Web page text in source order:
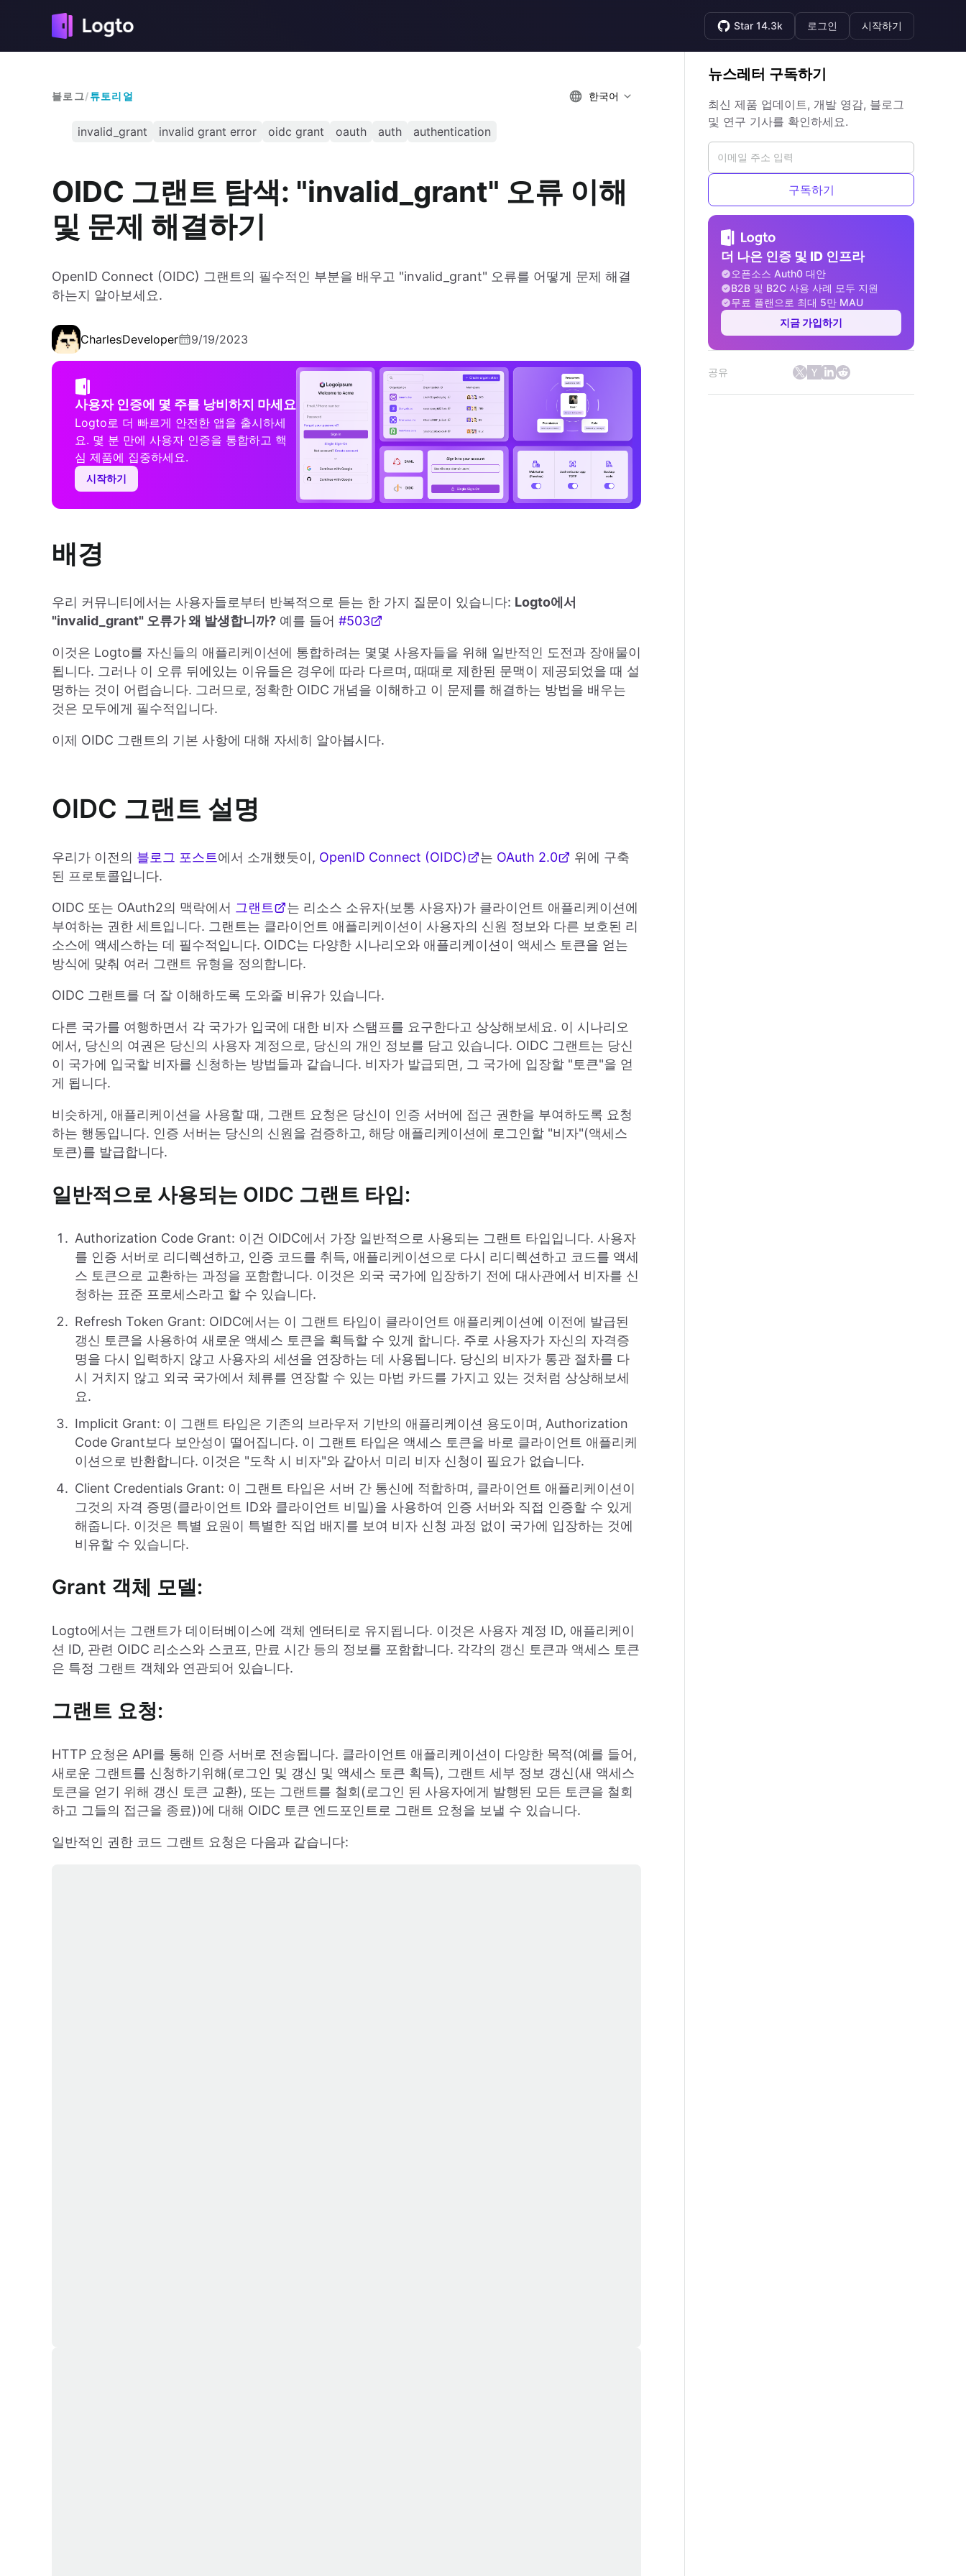
Star 14.3k 로그인 시작하기
블로그/튜토리얼 한국어
invalid_grant invalid grant error oidc grant oauth auth authentication
OIDC 그랜트 탐색: "invalid_grant" 오류 이해
및 문제 해결하기
OpenID Connect (OIDC) 그랜트의 필수적인 부분을 배우고 "invalid_grant" 오류를 어떻게 문제 해결
하는지 알아보세요.
CharlesDeveloper 9/19/2023
사용자 인증에 몇 주를 낭비하지 마세요
Logto로 더 빠르게 안전한 앱을 출시하세
요. 몇 분 만에 사용자 인증을 통합하고 핵
심 제품에 집중하세요.
시작하기
배경
우리 커뮤니티에서는 사용자들로부터 반복적으로 듣는 한 가지 질문이 있습니다: Logto에서
"invalid_grant" 오류가 왜 발생합니까? 예를 들어 #503
이것은 Logto를 자신들의 애플리케이션에 통합하려는 몇몇 사용자들을 위해 일반적인 도전과 장애물이
됩니다. 그러나 이 오류 뒤에있는 이유들은 경우에 따라 다르며, 때때로 제한된 문맥이 제공되었을 때 설
명하는 것이 어렵습니다. 그러므로, 정확한 OIDC 개념을 이해하고 이 문제를 해결하는 방법을 배우는
것은 모두에게 필수적입니다.
이제 OIDC 그랜트의 기본 사항에 대해 자세히 알아봅시다.
OIDC 그랜트 설명
우리가 이전의 블로그 포스트에서 소개했듯이, OpenID Connect (OIDC) 는 OAuth 2.0
위에 구축
된 프로토콜입니다.
OIDC 또는 OAuth2의 맥락에서 그랜트
는 리소스 소유자(보통 사용자)가 클라이언트 애플리케이션에
부여하는 권한 세트입니다. 그랜트는 클라이언트 애플리케이션이 사용자의 신원 정보와 다른 보호된 리
소스에 액세스하는 데 필수적입니다. OIDC는 다양한 시나리오와 애플리케이션이 액세스 토큰을 얻는
방식에 맞춰 여러 그랜트 유형을 정의합니다.
OIDC 그랜트를 더 잘 이해하도록 도와줄 비유가 있습니다.
다른 국가를 여행하면서 각 국가가 입국에 대한 비자 스탬프를 요구한다고 상상해보세요. 이 시나리오
에서, 당신의 여권은 당신의 사용자 계정으로, 당신의 개인 정보를 담고 있습니다. OIDC 그랜트는 당신
이 국가에 입국할 비자를 신청하는 방법들과 같습니다. 비자가 발급되면, 그 국가에 입장할 "토큰"을 얻
게 됩니다.
비슷하게, 애플리케이션을 사용할 때, 그랜트 요청은 당신이 인증 서버에 접근 권한을 부여하도록 요청
하는 행동입니다. 인증 서버는 당신의 신원을 검증하고, 해당 애플리케이션에 로그인할 "비자"(액세스
토큰)를 발급합니다.
일반적으로 사용되는 OIDC 그랜트 타입:
Authorization Code Grant: 이건 OIDC에서 가장 일반적으로 사용되는 그랜트 타입입니다. 사용자
를 인증 서버로 리디렉션하고, 인증 코드를 취득, 애플리케이션으로 다시 리디렉션하고 코드를 액세
스 토큰으로 교환하는 과정을 포함합니다. 이것은 외국 국가에 입장하기 전에 대사관에서 비자를 신
청하는 표준 프로세스라고 할 수 있습니다.
Refresh Token Grant: OIDC에서는 이 그랜트 타입이 클라이언트 애플리케이션에 이전에 발급된
갱신 토큰을 사용하여 새로운 액세스 토큰을 획득할 수 있게 합니다. 주로 사용자가 자신의 자격증
명을 다시 입력하지 않고 사용자의 세션을 연장하는 데 사용됩니다. 당신의 비자가 통관 절차를 다
시 거치지 않고 외국 국가에서 체류를 연장할 수 있는 마법 카드를 가지고 있는 것처럼 상상해보세
요.
Implicit Grant: 이 그랜트 타입은 기존의 브라우저 기반의 애플리케이션 용도이며, Authorization
Code Grant보다 보안성이 떨어집니다. 이 그랜트 타입은 액세스 토큰을 바로 클라이언트 애플리케
이션으로 반환합니다. 이것은 "도착 시 비자"와 같아서 미리 비자 신청이 필요가 없습니다.
Client Credentials Grant: 이 그랜트 타입은 서버 간 통신에 적합하며, 클라이언트 애플리케이션이
그것의 자격 증명(클라이언트 ID와 클라이언트 비밀)을 사용하여 인증 서버와 직접 인증할 수 있게
해줍니다. 이것은 특별 요원이 특별한 직업 배지를 보여 비자 신청 과정 없이 국가에 입장하는 것에
비유할 수 있습니다.
Grant 객체 모델:
Logto에서는 그랜트가 데이터베이스에 객체 엔터티로 유지됩니다. 이것은 사용자 계정 ID, 애플리케이
션 ID, 관련 OIDC 리소스와 스코프, 만료 시간 등의 정보를 포함합니다. 각각의 갱신 토큰과 액세스 토큰
은 특정 그랜트 객체와 연관되어 있습니다.
그랜트 요청:
HTTP 요청은 API를 통해 인증 서버로 전송됩니다. 클라이언트 애플리케이션이 다양한 목적(예를 들어,
새로운 그랜트를 신청하기위해(로그인 및 갱신 및 액세스 토큰 획득), 그랜트 세부 정보 갱신(새 액세스
토큰을 얻기 위해 갱신 토큰 교환), 또는 그랜트를 철회(로그인 된 사용자에게 발행된 모든 토큰을 철회
하고 그들의 접근을 종료))에 대해 OIDC 토큰 엔드포인트로 그랜트 요청을 보낼 수 있습니다.
일반적인 권한 코드 그랜트 요청은 다음과 같습니다:
뉴스레터 구독하기
최신 제품 업데이트, 개발 영감, 블로그
및 연구 기사를 확인하세요.
구독하기
더 나은 인증 및 ID 인프라
오픈소스 Auth0 대안
B2B 및 B2C 사용 사례 모두 지원
무료 플랜으로 최대 5만 MAU
지금 가입하기
공유